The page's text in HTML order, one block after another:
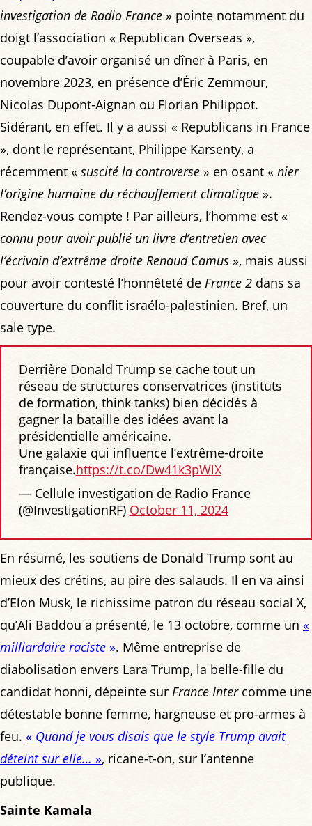
investigation de Radio France » pointe notamment du
doigt l’association « Republican Overseas »,
coupable d’avoir organisé un dîner à Paris, en
novembre 2023, en présence d’Éric Zemmour,
Nicolas Dupont-Aignan ou Florian Philippot.
Sidérant, en effet. Il y a aussi « Republicans in France
», dont le représentant, Philippe Karsenty, a
récemment « suscité la controverse » en osant « nier
l’origine humaine du réchauffement climatique ».
Rendez-vous compte ! Par ailleurs, l’homme est «
connu pour avoir publié un livre d’entretien avec
l’écrivain d’extrême droite Renaud Camus », mais aussi
pour avoir contesté l’honnêteté de France 2 dans sa
couverture du conflit israélo-palestinien. Bref, un
sale type.
Derrière Donald Trump se cache tout un
réseau de structures conservatrices (instituts
de formation, think tanks) bien décidés à
gagner la bataille des idées avant la
présidentielle américaine.
Une galaxie qui influence l’extrême-droite
française.https://t.co/Dw41k3pWlX
— Cellule investigation de Radio France
(@InvestigationRF) October 11, 2024
En résumé, les soutiens de Donald Trump sont au
mieux des crétins, au pire des salauds. Il en va ainsi
d’Elon Musk, le richissime patron du réseau social X,
qu’Ali Baddou a présenté, le 13 octobre, comme un «
milliardaire raciste ». Même entreprise de
diabolisation envers Lara Trump, la belle-fille du
candidat honni, dépeinte sur France Intercomme une
détestable bonne femme, hargneuse et pro-armes à
feu. « Quand je vous disais que le style Trump avait
déteint sur elle… », ricane-t-on, sur l’antenne
publique.
Sainte Kamala